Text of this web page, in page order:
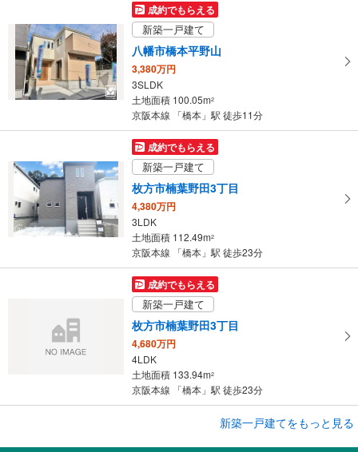
・改札外（南口１Ｆ）
その他
【ＪＲ】
・点字運賃表
【京王電鉄】
・点字案内（券売機・運賃表・階段手すり）
・ＡＥＤ
イ
ペ
ー
に
存
る
成約でもらえる
新築一戸建て
八幡市橋本平野山
3,380万円
3SLDK
土地面積 100.05m2
京阪本線 「橋本」駅 徒歩11分
成約でもらえる
新築一戸建て
枚方市楠葉野田3丁目
4,380万円
3LDK
土地面積 112.49m2
京阪本線 「橋本」駅 徒歩23分
成約でもらえる
新築一戸建て
枚方市楠葉野田3丁目
4,680万円
4LDK
土地面積 133.94m2
京阪本線 「橋本」駅 徒歩23分
新築一戸建てをもっと見る